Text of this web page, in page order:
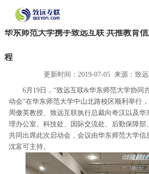
首页>了解致远>新闻中心
华东师范大学携手致远互联 共推教育
程
更新时间：2019-07-05 来源：致
6月19日，“致远互联&华东师范大学协同
动会”在华东师范大学中山北路校区顺利举行
周傲英教授、致远互联执行总裁向奇汉以及华
理办公室、科技处、国际交流处、后勤保障部
共同出席此次启动会，会议由华东师范大学信
沈富可主持。